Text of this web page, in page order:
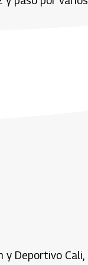
y Deportivo Cali,